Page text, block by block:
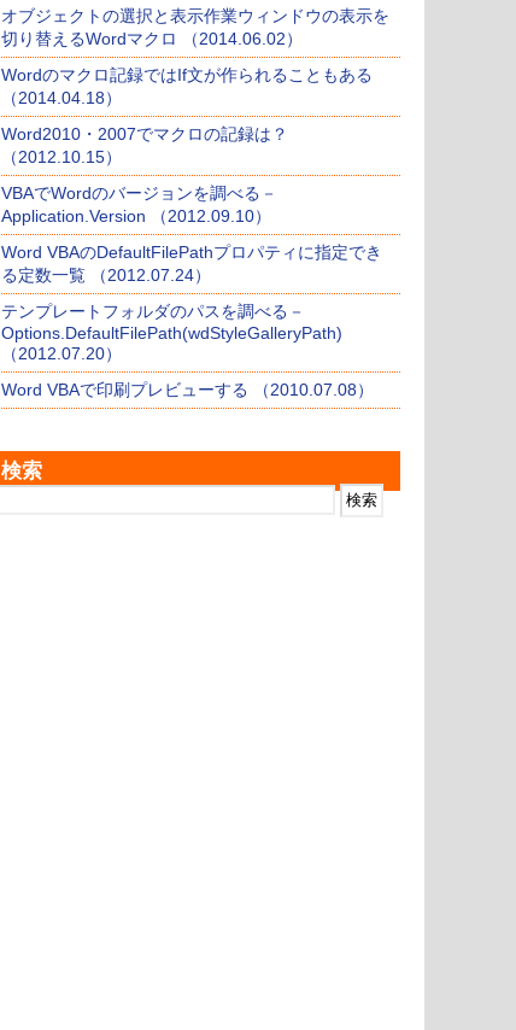
オブジェクトの選択と表示作業ウィンドウの表示を
切り替えるWordマクロ （2014.06.02）
Wordのマクロ記録ではIf文が作られることもある
（2014.04.18）
Word2010・2007でマクロの記録は？
（2012.10.15）
VBAでWordのバージョンを調べる－
Application.Version （2012.09.10）
Word VBAのDefaultFilePathプロパティに指定でき
る定数一覧 （2012.07.24）
テンプレートフォルダのパスを調べる－
Options.DefaultFilePath(wdStyleGalleryPath)
（2012.07.20）
Word VBAで印刷プレビューする （2010.07.08）
検索